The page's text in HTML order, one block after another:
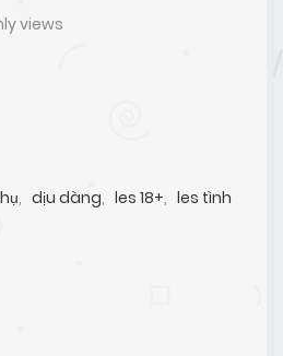
views
, dịu dàng, les 18+, les tình